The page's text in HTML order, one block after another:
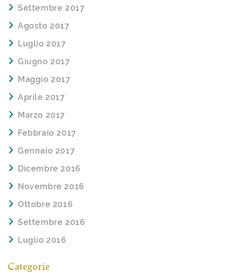
Settembre 2017
Agosto 2017
Luglio 2017
Giugno 2017
Maggio 2017
Aprile 2017
Marzo 2017
Febbraio 2017
Gennaio 2017
Dicembre 2016
Novembre 2016
Ottobre 2016
Settembre 2016
Luglio 2016
Categorie